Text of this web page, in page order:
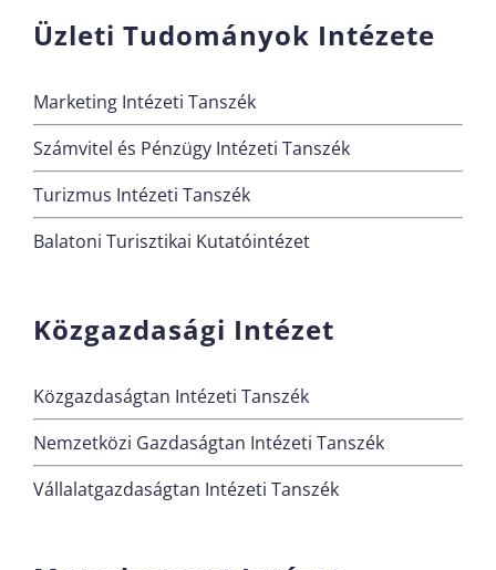
Üzleti Tudományok Intézete
Marketing Intézeti Tanszék
Számvitel és Pénzügy Intézeti Tanszék
Turizmus Intézeti Tanszék
Balatoni Turisztikai Kutatóintézet
Közgazdasági Intézet
Közgazdaságtan Intézeti Tanszék
Nemzetközi Gazdaságtan Intézeti Tanszék
Vállalatgazdaságtan Intézeti Tanszék